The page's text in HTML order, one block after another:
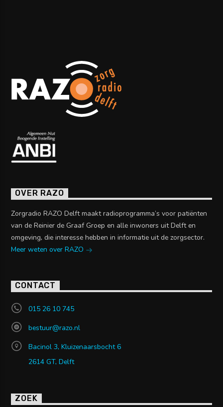
OVER RAZO
Zorgradio RAZO Delft maakt radioprogramma’s voor patiënten
van de Reinier de Graaf Groep en alle inwoners uit Delft en
omgeving, die interesse hebben in informatie uit de zorgsector.
Meer weten over RAZO
CONTACT
015 26 10 745
bestuur@razo.nl
Bacinol 3, Kluizenaarsbocht 6
2614 GT, Delft
ZOEK